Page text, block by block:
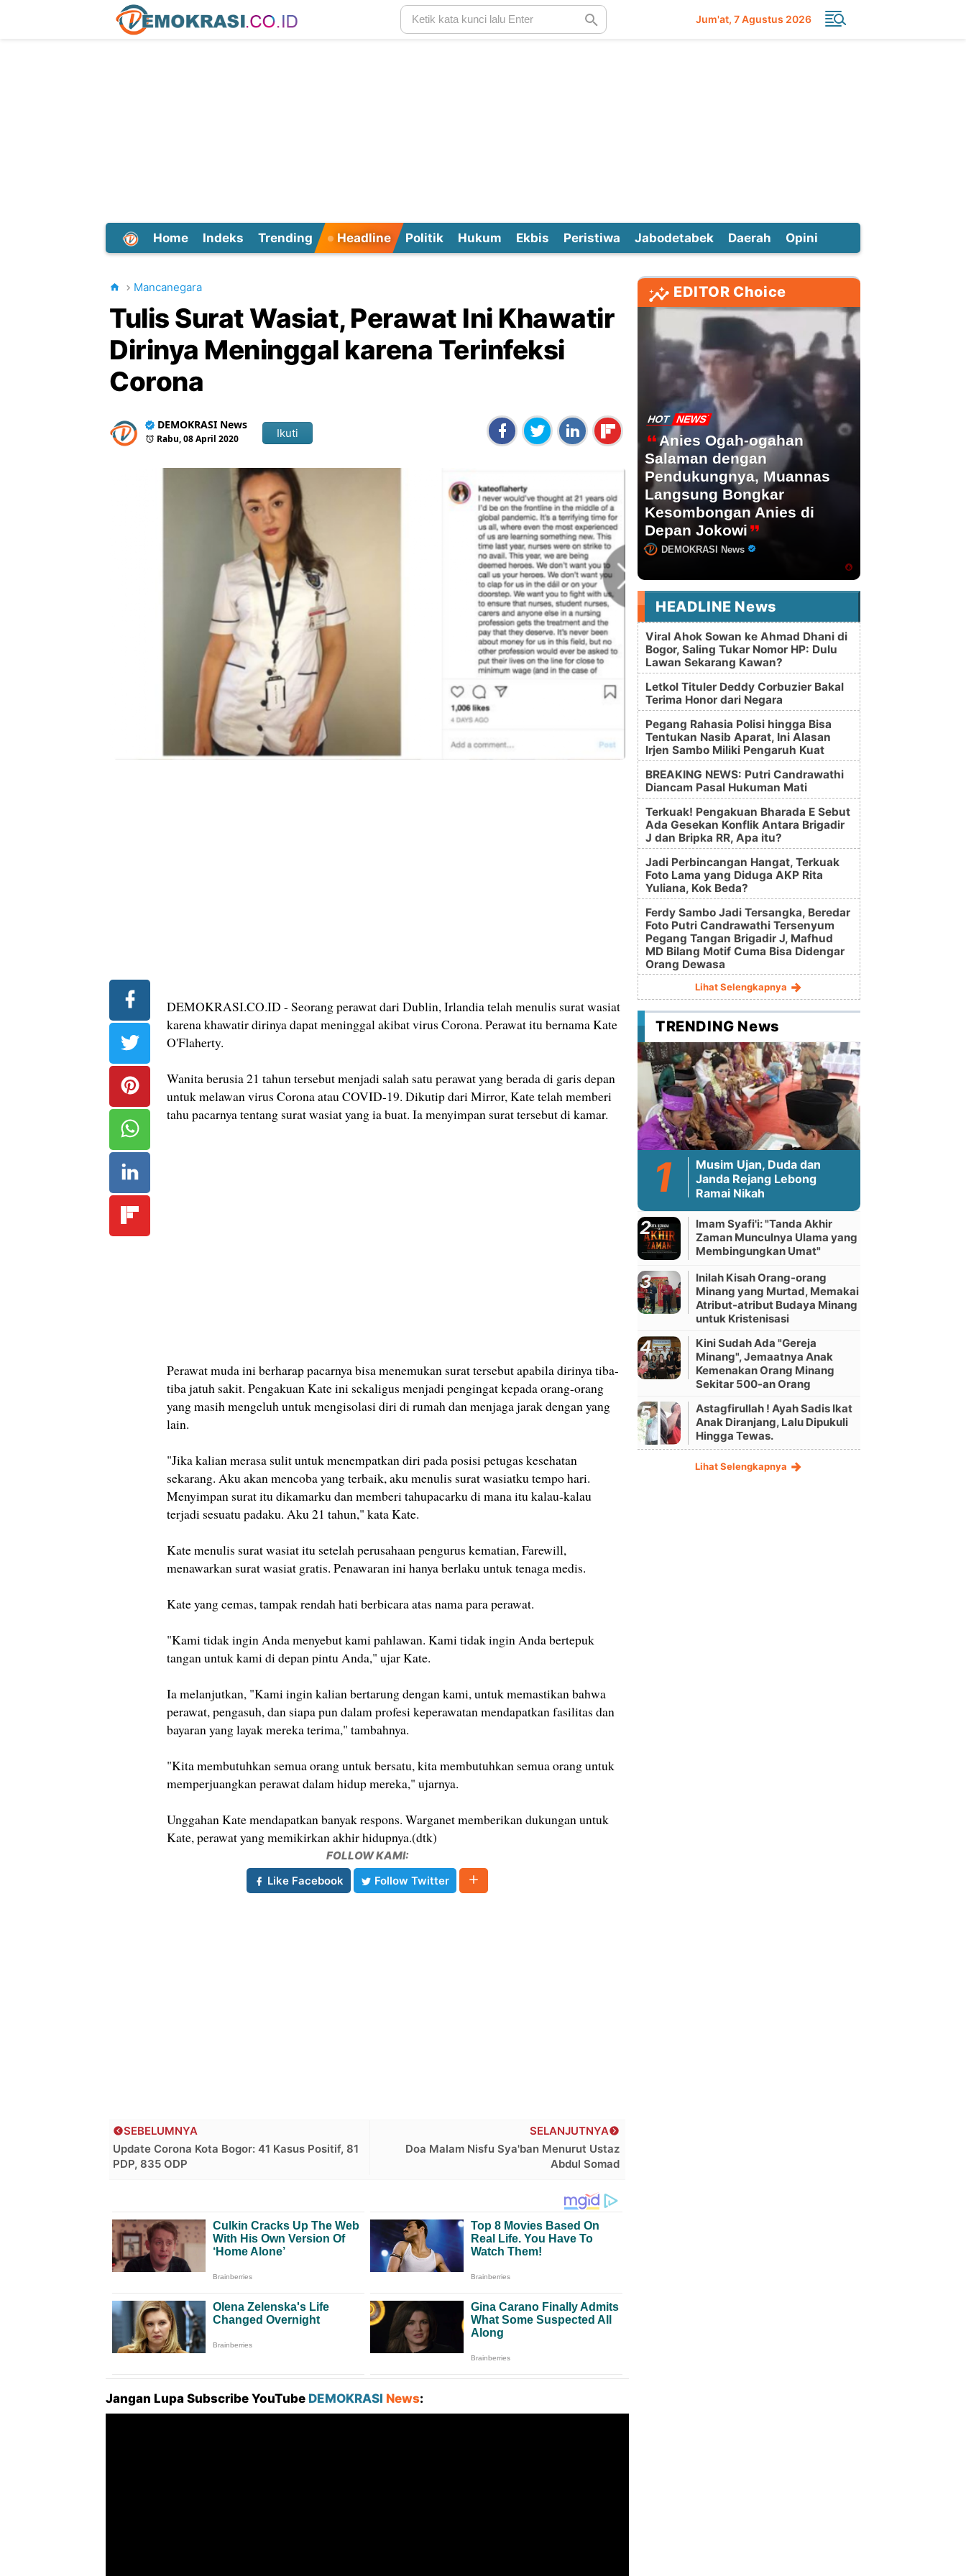
Jum'at 7 Agustus 2026
Home Indeks Trending Headline Politik Hukum Ekbis Peristiwa Jabodetabek Daerah Opini
Mancanegara
Tulis Surat Wasiat, Perawat Ini Khawatir
Dirinya Meninggal karena Terinfeksi
Corona
DEMOKRASI News
Rabu, 08 April 2020 Ikuti
DEMOKRASI.CO.ID - Seorang perawat dari Dublin, Irlandia telah menulis surat wasiat
karena khawatir dirinya dapat meninggal akibat virus Corona. Perawat itu bernama Kate
O'Flaherty.
Wanita berusia 21 tahun tersebut menjadi salah satu perawat yang berada di garis depan
untuk melawan virus Corona atau COVID-19. Dikutip dari Mirror, Kate telah memberi
tahu pacarnya tentang surat wasiat yang ia buat. Ia menyimpan surat tersebut di kamar.
Perawat muda ini berharap pacarnya bisa menemukan surat tersebut apabila dirinya tiba-
tiba jatuh sakit. Pengakuan Kate ini sekaligus menjadi pengingat kepada orang-orang
yang masih mengeluh untuk mengisolasi diri di rumah dan menjaga jarak dengan yang
lain.
"Jika kalian merasa sulit untuk menempatkan diri pada posisi petugas kesehatan
sekarang. Aku akan mencoba yang terbaik, aku menulis surat wasiatku tempo hari.
Menyimpan surat itu dikamarku dan memberi tahupacarku di mana itu kalau-kalau
terjadi sesuatu padaku. Aku 21 tahun," kata Kate.
Kate menulis surat wasiat itu setelah perusahaan pengurus kematian, Farewill,
menawarkan surat wasiat gratis. Penawaran ini hanya berlaku untuk tenaga medis.
Kate yang cemas, tampak rendah hati berbicara atas nama para perawat.
"Kami tidak ingin Anda menyebut kami pahlawan. Kami tidak ingin Anda bertepuk
tangan untuk kami di depan pintu Anda," ujar Kate.
Ia melanjutkan, "Kami ingin kalian bertarung dengan kami, untuk memastikan bahwa
perawat, pengasuh, dan siapa pun dalam profesi keperawatan mendapatkan fasilitas dan
bayaran yang layak mereka terima," tambahnya.
"Kita membutuhkan semua orang untuk bersatu, kita membutuhkan semua orang untuk
memperjuangkan perawat dalam hidup mereka," ujarnya.
Unggahan Kate mendapatkan banyak respons. Warganet memberikan dukungan untuk
Kate, perawat yang memikirkan akhir hidupnya.(dtk)
FOLLOW KAMI:
Like Facebook
Follow Twitter
SELANJUTNYA
Doa Malam Nisfu Sya'ban Menurut Ustaz
Abdul Somad
SEBELUMNYA
Update Corona Kota Bogor: 41 Kasus Positif, 81
PDP, 835 ODP
Jangan Lupa Subscribe YouTube DEMOKRASI News:
EDITOR Choice
HOT NEWS
Anies Ogah-ogahan
Salaman dengan
Pendukungnya, Muannas
Langsung Bongkar
Kesombongan Anies di
Depan Jokowi
DEMOKRASI News
HEADLINE News
Viral Ahok Sowan ke Ahmad Dhani di
Bogor, Saling Tukar Nomor HP: Dulu
Lawan Sekarang Kawan?
Letkol Tituler Deddy Corbuzier Bakal
Terima Honor dari Negara
Pegang Rahasia Polisi hingga Bisa
Tentukan Nasib Aparat, Ini Alasan
Irjen Sambo Miliki Pengaruh Kuat
BREAKING NEWS: Putri Candrawathi
Diancam Pasal Hukuman Mati
Terkuak! Pengakuan Bharada E Sebut
Ada Gesekan Konflik Antara Brigadir
J dan Bripka RR, Apa itu?
Jadi Perbincangan Hangat, Terkuak
Foto Lama yang Diduga AKP Rita
Yuliana, Kok Beda?
Ferdy Sambo Jadi Tersangka, Beredar
Foto Putri Candrawathi Tersenyum
Pegang Tangan Brigadir J, Mafhud
MD Bilang Motif Cuma Bisa Didengar
Orang Dewasa
Lihat Selengkapnya
TRENDING News
Musim Ujan, Duda dan
Janda Rejang Lebong
Ramai Nikah
Imam Syafi'i: "Tanda Akhir
Zaman Munculnya Ulama yang
Membingungkan Umat"
Inilah Kisah Orang-orang
Minang yang Murtad, Memakai
Atribut-atribut Budaya Minang
untuk Kristenisasi
Kini Sudah Ada "Gereja
Minang", Jemaatnya Anak
Kemenakan Orang Minang
Sekitar 500-an Orang
Astagfirullah ! Ayah Sadis Ikat
Anak Diranjang, Lalu Dipukuli
Hingga Tewas.
Lihat Selengkapnya